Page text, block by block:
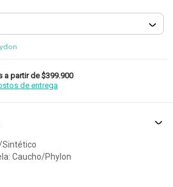
a partir de $399.900
de entrega
Sintético
Caucho/Phylon